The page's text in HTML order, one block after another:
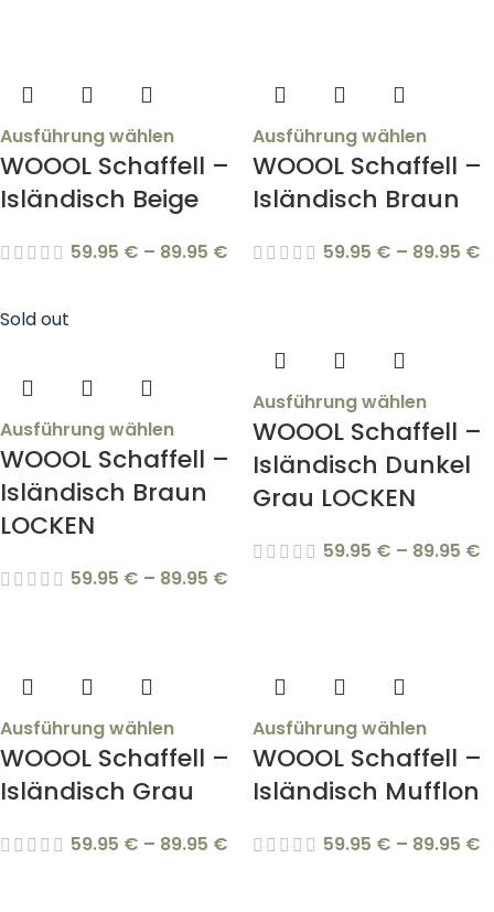
Ausführung wählen
WOOOL Schaffell –
Isländisch Beige
59.95 € – 89.95 €
Ausführung wählen
WOOOL Schaffell –
Isländisch Braun
59.95 € – 89.95 €
Sold out
Ausführung wählen
WOOOL Schaffell –
Isländisch Braun
LOCKEN
59.95 € – 89.95 €
Ausführung wählen
WOOOL Schaffell –
Isländisch Dunkel
Grau LOCKEN
59.95 € – 89.95 €
Ausführung wählen
WOOOL Schaffell –
Isländisch Grau
59.95 € – 89.95 €
Ausführung wählen
WOOOL Schaffell –
Isländisch Mufflon
59.95 € – 89.95 €